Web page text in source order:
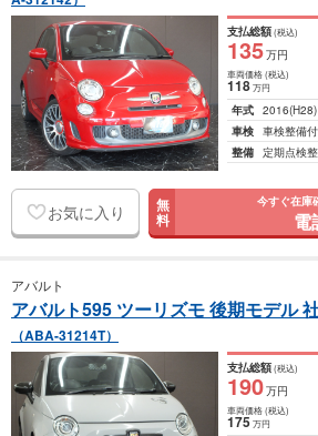
支払総額(税込)
135万円
車両価格(税込)
118万円
年式 2016(H28)
車検 車検整備付
整備 定期点検
お気に入り 無
料
今すぐ在庫
電
アバルト
アバルト595 ツーリズモ 後期モデル
（ABA-31214T）
支払総額(税込)
190万円
車両価格(税込)
175万円